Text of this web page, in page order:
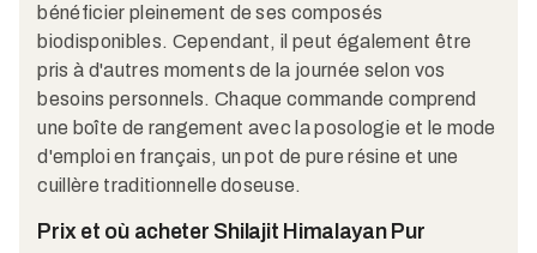
bénéficier pleinement de ses composés
biodisponibles. Cependant, il peut également être
pris à d'autres moments de la journée selon vos
besoins personnels. Chaque commande comprend
une boîte de rangement avec la posologie et le mode
d'emploi en français, un pot de pure résine et une
cuillère traditionnelle doseuse.​
Prix et où acheter Shilajit Himalayan Pur